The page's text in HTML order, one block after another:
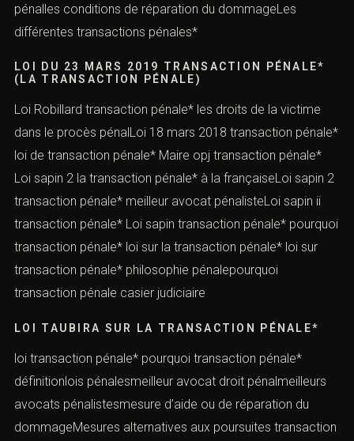
pénalles conditions de réparation du dommageLes
différentes transactions pénales*
LOI DU 23 MARS 2019 TRANSACTION PÉNALE*
(LA TRANSACTION PÉNALE)
Loi Robillard transaction pénale* les droits de la victime
dans le procès pénalLoi 18 mars 2018 transaction pénale*
loi de transaction pénale* Maire opj transaction pénale*
Loi sapin 2 la transaction pénale* à la françaiseLoi sapin 2
transaction pénale* meilleur avocat pénalisteLoi sapin ii
transaction pénale* Loi sapin transaction pénale* pourquoi
transaction pénale* loi sur la transaction pénale* loi sur
transaction pénale* philosophie pénalepourquoi
transaction pénale casier judiciaire
LOI TAUBIRA SUR LA TRANSACTION PÉNALE*
loi transaction pénale* pourquoi transaction pénale*
définitionlois pénalesmeilleur avocat droit pénalmeilleurs
avocats pénalistesmesure d’aide ou de réparation du
dommageMesures alternatives aux poursuites transaction